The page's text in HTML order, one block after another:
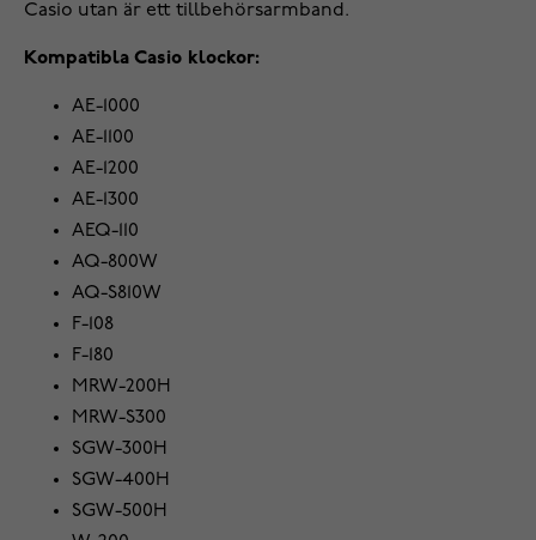
Casio utan är ett tillbehörsarmband.
Kompatibla Casio klockor:
AE-1000
AE-1100
AE-1200
AE-1300
AEQ-110
AQ-800W
AQ-S810W
F-108
F-180
MRW-200H
MRW-S300
SGW-300H
SGW-400H
SGW-500H